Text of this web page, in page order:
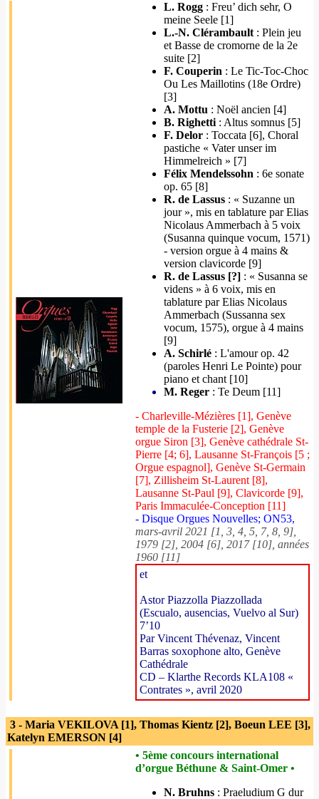
L. Rogg : Freu’ dich sehr, O
meine Seele [1]
L.-N. Clérambault : Plein jeu
et Basse de cromorne de la 2e
suite [2]
F. Couperin : Le Tic-Toc-Choc
Ou Les Maillotins (18e Ordre)
[3]
A. Mottu : Noël ancien [4]
B. Righetti : Altus somnus [5]
F. Delor : Toccata [6], Choral
pastiche « Vater unser im
Himmelreich » [7]
Félix Mendelssohn : 6e sonate
op. 65 [8]
R. de Lassus : « Suzanne un
jour », mis en tablature par Elias
Nicolaus Ammerbach à 5 voix
(Susanna quinque vocum, 1571)
- version orgue à 4 mains &
version clavicorde [9]
R. de Lassus [?] : « Susanna se
videns » à 6 voix, mis en
tablature par Elias Nicolaus
Ammerbach (Sussanna sex
vocum, 1575), orgue à 4 mains
[9]
A. Schirlé : L'amour op. 42
(paroles Henri Le Pointe) pour
piano et chant [10]
M. Reger : Te Deum [11]
- Charleville-Mézières [1], Genève
temple de la Fusterie [2], Genève
orgue Siron [3], Genève cathédrale St-
Pierre [4; 6], Lausanne St-François [5 ;
Orgue espagnol], Genève St-Germain
[7], Zillisheim St-Laurent [8],
Lausanne St-Paul [9], Clavicorde [9],
Paris Immaculée-Conception [11]
- Disque Orgues Nouvelles; ON53,
mars-avril 2021 [1, 3, 4, 5, 7, 8, 9],
1979 [2], 2004 [6], 2017 [10], années
1960 [11]
et
Astor Piazzolla Piazzollada
(Escualo, ausencias, Vuelvo al Sur)
7’10
Par Vincent Thévenaz, Vincent
Barras soxophone alto, Genève
Cathédrale
CD – Klarthe Records KLA108 «
Contrates », avril 2020
3 - Maria VEKILOVA [1], Thomas Kientz [2], Boeun LEE [3],
Katelyn EMERSON [4]
• 5ème concours international
d’orgue Béthune & Saint-Omer •
N. Bruhns : Praeludium G dur